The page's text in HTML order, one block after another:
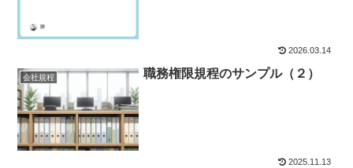
2026.03.14
会社規程 職務権限規程のサンプル（２）
2025.11.13